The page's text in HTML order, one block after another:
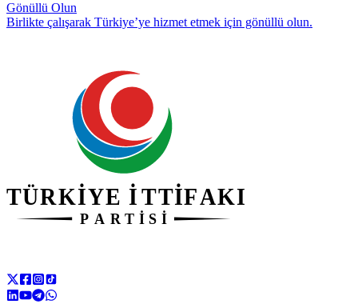
Gönüllü Olun
Birlikte çalışarak Türkiye’ye hizmet etmek için gönüllü olun.